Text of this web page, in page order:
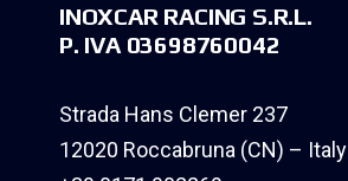
INOXCAR RACING S.R.L.
P. IVA 03698760042
Strada Hans Clemer 237
12020 Roccabruna (CN) – Italy